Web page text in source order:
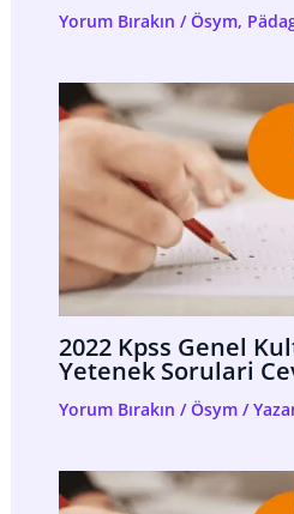
Yorum Bırakın /Ösym,
2022 Kpss Genel
Yetenek Sorulari
Yorum Bırakın /Ösym/